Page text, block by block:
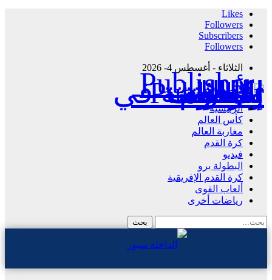
Likes
Followers
Subscribers
Followers
الثلاثاء - أغسطس 4- 2026
Publisher - تغطية إخبارية لكافة الأحداث الرياضية في المغرب والعالم.
الرئيسية
كأس العالم
مغاربة العالم
كرة القدم
فيديو
البطولة برو
كرة القدم الإفريقية
ألعاب القوى
رياضات أخرى